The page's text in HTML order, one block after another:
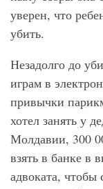
уверен, что
убить.
Незадолго до
играм в
привычки
хотел занять у
Молдавии, 300
взять в банке в
адвоката, чтобы